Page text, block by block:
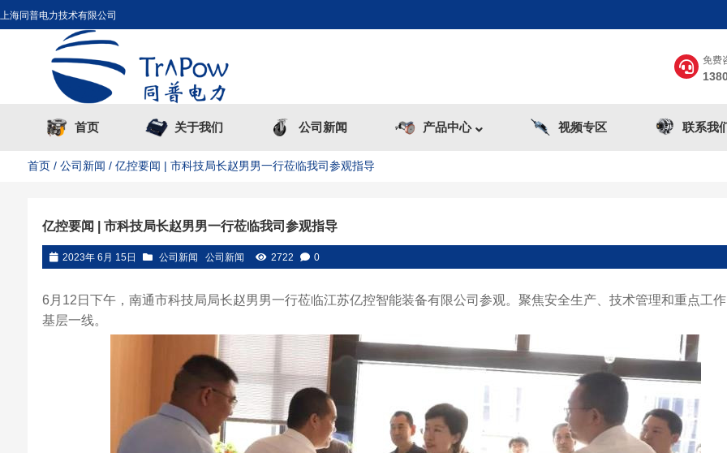
上海同普电力技术有限公司
免费
首页 关于我们 公司新闻 产品中心 视频专区 联系我
首页/ 公司新闻 / 亿控要闻 | 市科技局长赵男男一行莅临我司参观指导
亿控要闻 | 市科技局长赵男男一行莅临我司参观指导
2023年 6月 15日 公司新闻 公司新闻 2722 0
6月12日下午，南通市科技局局长赵男男一行莅临江苏亿控智能装备有限公司参观。聚焦安全生产、技术管理和重点工
基层一线。